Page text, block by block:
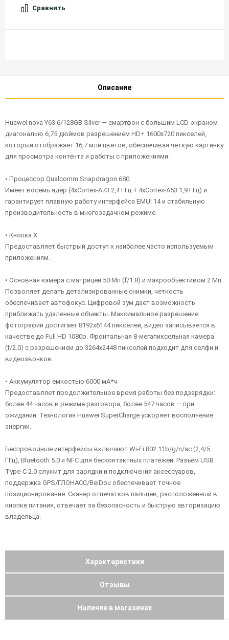
Сравнить
Описание
Huawei nova Y63 6/128GB Silver — смартфон с большим LCD-экраном
диагональю 6,75 дюймов разрешением HD+ 1600х720 пикселей,
который отображает 16,7 млн цветов, обеспечивая четкую картинку
для просмотра контента и работы с приложениями.
• Процессор Qualcomm Snapdragon 680
Имеет восемь ядер (4хCortex-A73 2,4 ГГц + 4хCortex-A53 1,9 ГГц) и
гарантирует плавную работу интерфейса EMUI 14 и стабильную
производительность в многозадачном режиме.
• Кнопка X
Предоставляет быстрый доступ к наиболее часто используемым
приложениям.
• Основная камера с матрицей 50 Мп (f/1.8) и макрообъективом 2 Мп
Позволяет делать детализированные снимки, четкость
обеспечивает автофокус. Цифровой зум дает возможность
приближать удаленные объекты. Максимальное разрешение
фотографий достигает 8192х6144 пикселей, видео записывается в
качестве до Full HD 1080p. Фронтальная 8-мегапиксельная камера
(f/2.0) с разрешением до 3264х2448 пикселей подходит для селфи и
видеозвонков.
• Аккумулятор емкостью 6000 мА*ч
Предоставляет продолжительное время работы без подзарядки:
более 44 часов в режиме разговора, более 547 часов — при
ожидании. Технология Huawei SuperCharge ускоряет восполнение
энергии.
Беспроводные интерфейсы включают Wi-Fi 802.11b/g/n/ac (2,4/5
ГГц), Bluetooth 5.0 и NFC для бесконтактных платежей. Разъем USB
Type-C 2.0 служит для зарядки и подключения аксессуаров,
поддержка GPS/ГЛОНАСС/BeiDou обеспечивает точное
позиционирование. Сканер отпечатков пальцев, расположенный в
кнопке питания, отвечает за безопасность и быструю авторизацию
владельца.
Характеристики
Отзывы
Наличие в магазинах